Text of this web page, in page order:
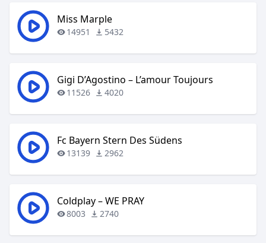
Miss Marple
14951 5432
Gigi D’Agostino – L’amour Toujours
11526 4020
Fc Bayern Stern Des Südens
13139 2962
Coldplay – WE PRAY
8003 2740